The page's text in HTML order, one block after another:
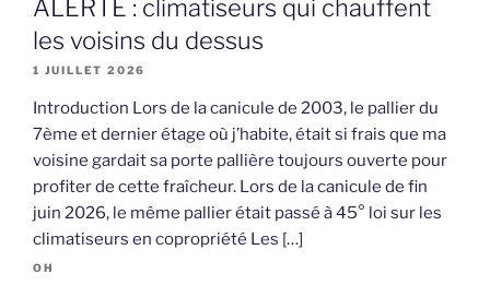
ALERTE : climatiseurs qui chauffent
les voisins du dessus
1 JUILLET 2026
Introduction Lors de la canicule de 2003, le pallier du
7ème et dernier étage où j’habite, était si frais que ma
voisine gardait sa porte pallière toujours ouverte pour
profiter de cette fraîcheur. Lors de la canicule de fin
juin 2026, le même pallier était passé à 45° loi sur les
climatiseurs en copropriété Les […]
OH